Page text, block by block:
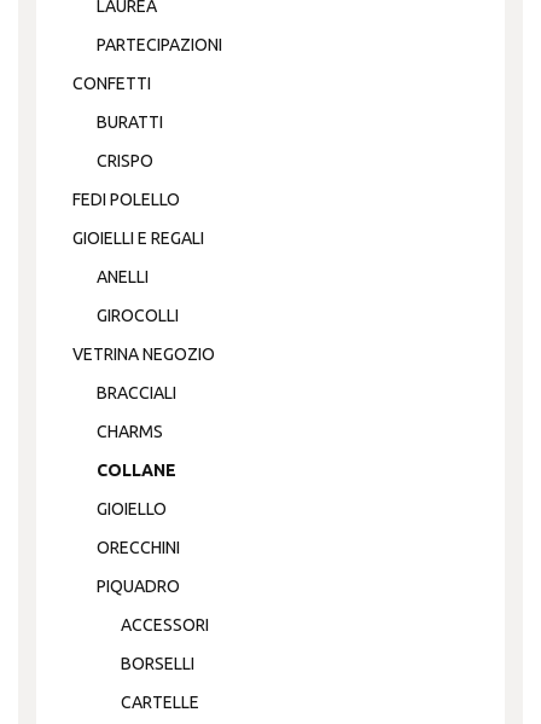
LAUREA
PARTECIPAZIONI
CONFETTI
BURATTI
CRISPO
FEDI POLELLO
GIOIELLI E REGALI
ANELLI
GIROCOLLI
VETRINA NEGOZIO
BRACCIALI
CHARMS
COLLANE
GIOIELLO
ORECCHINI
PIQUADRO
ACCESSORI
BORSELLI
CARTELLE